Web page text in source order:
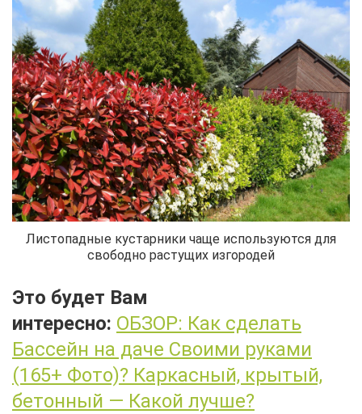
Листопадные кустарники чаще используются для
свободно растущих изгородей
Это будет Вам
интересно: ОБЗОР: Как сделать
Бассейн на даче Своими руками
(165+ Фото)? Каркасный, крытый,
бетонный — Какой лучше?